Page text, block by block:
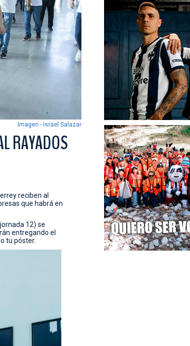
Imagen - Israel Salazar
RAYADOS
reciben al
que habrá en
12) se
entregando el
tu póster.